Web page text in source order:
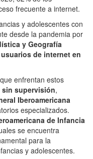
frecuente a internet.
y adolescentes con
desde la pandemia por
y Geografía
de internet en
enfrentan estos
supervisión,
Iberoamericana
especializados.
de Infancia
se encuentra
para la
y adolescentes.